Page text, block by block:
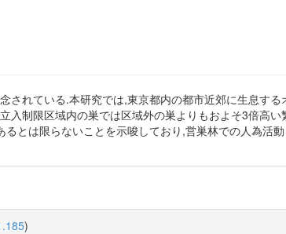
れている.本研究では,東京都内の都市近郊に生息す
制限区域内の巣では区域外の巣よりもおよそ3倍高い
とは限らないことを示唆しており,営巣林での人為活
)